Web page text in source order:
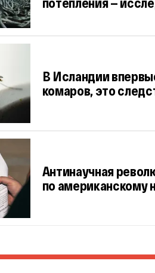
В Исландии
комаров, это
Антинаучная
по американскому